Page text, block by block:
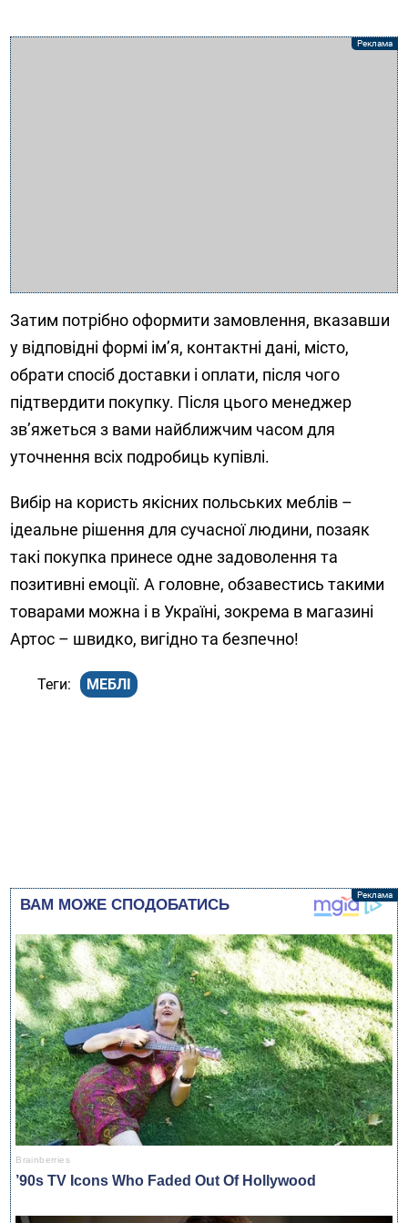
Затим потрібно оформити замовлення, вказавши
у відповідні формі ім’я, контактні дані, місто,
обрати спосіб доставки і оплати, після чого
підтвердити покупку. Після цього менеджер
зв’яжеться з вами найближчим часом для
уточнення всіх подробиць купівлі.
Вибір на користь якісних польських меблів –
ідеальне рішення для сучасної людини, позаяк
такі покупка принесе одне задоволення та
позитивні емоції. А головне, обзавестись такими
товарами можна і в Україні, зокрема в магазині
Артос – швидко, вигідно та безпечно!
МЕБЛІ